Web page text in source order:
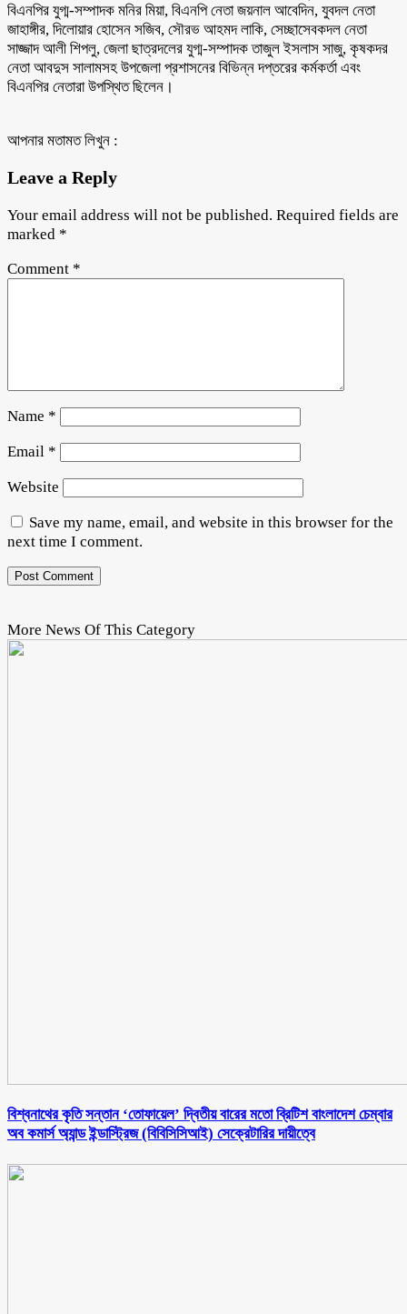
বিএনপির যুগ্ম-সম্পাদক মনির মিয়া, বিএনপি নেতা জয়নাল আবেদিন, যুবদল নেতা
জাহাঙ্গীর, দিলোয়ার হোসেন সজিব, সৌরভ আহমদ লাকি, সেচ্ছাসেবকদল নেতা
সাজ্জাদ আলী শিপলু, জেলা ছাত্রদলের যুগ্ম-সম্পাদক তাজুল ইসলাস সাজু, কৃষকদর
নেতা আবদুস সালামসহ উপজেলা প্রশাসনের বিভিন্ন দপ্তরের কর্মকর্তা এবং
বিএনপির নেতারা উপস্থিত ছিলেন।
আপনার মতামত লিখুন :
Leave a Reply
Your email address will not be published. Required fields are
marked *
Comment *
Name *
Email *
Website
Save my name, email, and website in this browser for the
next time I comment.
More News Of This Category
বিশ্বনাথের কৃতি সন্তান ‘তোফায়েল’ দ্বিতীয় বারের মতো ব্রিটিশ বাংলাদেশ চেম্বার
অব কমার্স অ্যান্ড ইন্ডাস্ট্রিজ (বিবিসিসিআই) সেক্রেটারির দায়ীত্বে